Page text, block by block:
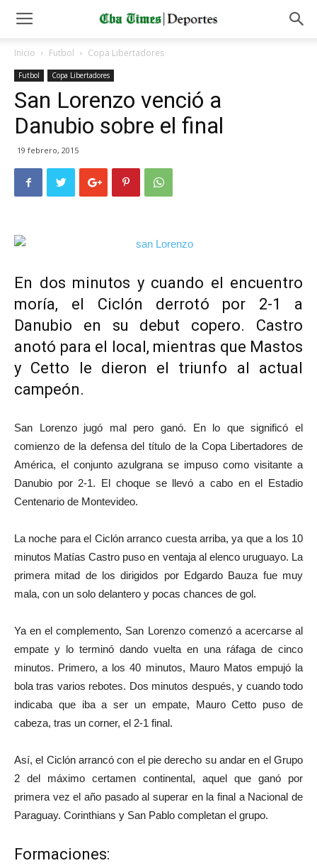
Inicio Futbol Copa Libertadores
Futbol Copa Libertadores
San Lorenzo venció a
Danubio sobre el final
19 febrero, 2015
En dos minutos y cuando el encuentro
moría, el Ciclón derrotó por 2-1 a
Danubio en su debut copero. Castro
anotó para el local, mientras que Mastos
y Cetto le dieron el triunfo al actual
campeón.
San Lorenzo jugó mal pero ganó. En lo que significó el
comienzo de la defensa del título de la Copa Libertadores de
América, el conjunto azulgrana se impuso como visitante a
Danubio por 2-1. El choque se llevó a cabo en el Estadio
Centenario de Montevideo.
La noche para el Ciclón arranco cuesta arriba, ya que a los 10
minutos Matías Castro puso en ventaja al elenco uruguayo. La
primera mitad de los dirigidos por Edgardo Bauza fue muy
mala, con un solo delantero y pocas chances de gol.
Ya en el complemento, San Lorenzo comenzó a acercarse al
empate y lo terminó dando vuelta en una ráfaga de cinco
minutos. Primero, a los 40 minutos, Mauro Matos empujó la
bola tras varios rebotes. Dos minutos después, y cuando todo
indicaba que iba a ser un empate, Mauro Cetto puso de
cabeza, tras un corner, el 2-1 final.
Así, el Ciclón arrancó con el pie derecho su andar en el Grupo
2 del máximo certamen continental, aquel que ganó por
primera vez el año pasado al superar en la final a Nacional de
Paraguay. Corinthians y San Pablo completan el grupo.
Formaciones: